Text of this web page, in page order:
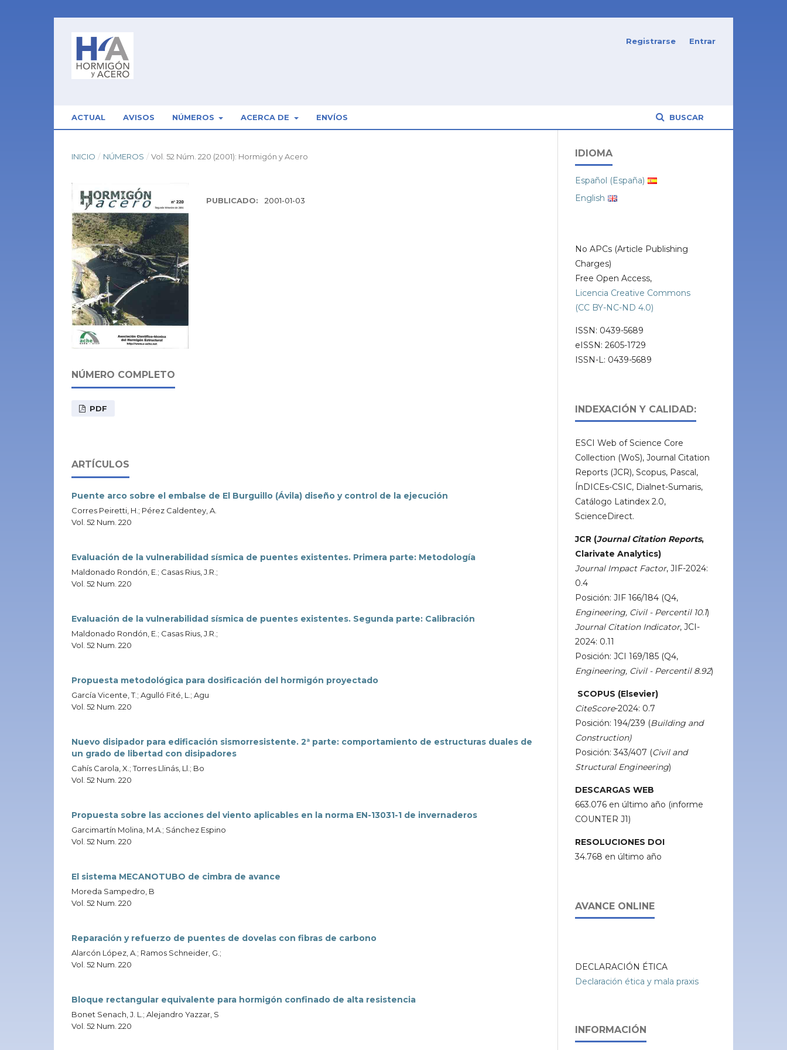
ACTUAL AVISOS NÚMEROS ACERCA DE ENVÍOS BUSCAR
Registrarse Entrar
INICIO / NÚMEROS / Vol. 52 Núm. 220 (2001): Hormigón y Acero
PUBLICADO: 2001-01-03
NÚMERO COMPLETO
PDF
ARTÍCULOS
Puente arco sobre el embalse de El Burguillo (Ávila) diseño y control de la ejecución
Corres Peiretti, H.; Pérez Caldentey, A.
Vol. 52 Num. 220
Evaluación de la vulnerabilidad sísmica de puentes existentes. Primera parte: Metodología
Maldonado Rondón, E.; Casas Rius, J.R.;
Vol. 52 Num. 220
Evaluación de la vulnerabilidad sísmica de puentes existentes. Segunda parte: Calibración
Maldonado Rondón, E.; Casas Rius, J.R.;
Vol. 52 Num. 220
Propuesta metodológica para dosificación del hormigón proyectado
García Vicente, T.; Agulló Fité, L.; Agu
Vol. 52 Num. 220
Nuevo disipador para edificación sismorresistente. 2ª parte: comportamiento de estructuras duales de
un grado de libertad con disipadores
Cahís Carola, X.; Torres Llinás, Ll.; Bo
Vol. 52 Num. 220
Propuesta sobre las acciones del viento aplicables en la norma EN-13031-1 de invernaderos
Garcimartín Molina, M.A.; Sánchez Espino
Vol. 52 Num. 220
El sistema MECANOTUBO de cimbra de avance
Moreda Sampedro, B
Vol. 52 Num. 220
Reparación y refuerzo de puentes de dovelas con fibras de carbono
Alarcón López, A.; Ramos Schneider, G.;
Vol. 52 Num. 220
Bloque rectangular equivalente para hormigón confinado de alta resistencia
Bonet Senach, J. L.; Alejandro Yazzar, S
Vol. 52 Num. 220
IDIOMA
Español (España)
English
No APCs (Article Publishing
Charges)
Free Open Access,
Licencia Creative Commons
(CC BY-NC-ND 4.0)
ISSN: 0439-5689
eISSN: 2605-1729
ISSN-L: 0439-5689
INDEXACIÓN Y CALIDAD:
ESCI Web of Science Core
Collection (WoS), Journal Citation
Reports (JCR), Scopus, Pascal,
ÍnDICEs-CSIC, Dialnet-Sumaris,
Catálogo Latindex 2.0,
ScienceDirect.
JCR (Journal Citation Reports,
Clarivate Analytics)
Journal Impact Factor, JIF-2024:
0.4
Posición: JIF 166/184 (Q4,
Engineering, Civil - Percentil 10.1)
Journal Citation Indicator, JCI-
2024: 0.11
Posición: JCI 169/185 (Q4,
Engineering, Civil - Percentil 8.92)
SCOPUS (Elsevier)
CiteScore-2024: 0.7
Posición: 194/239 (Building and
Construction)
Posición: 343/407 (Civil and
Structural Engineering)
DESCARGAS WEB
663.076 en último año (informe
COUNTER J1)
RESOLUCIONES DOI
34.768 en último año
AVANCE ONLINE
DECLARACIÓN ÉTICA
Declaración ética y mala praxis
INFORMACIÓN